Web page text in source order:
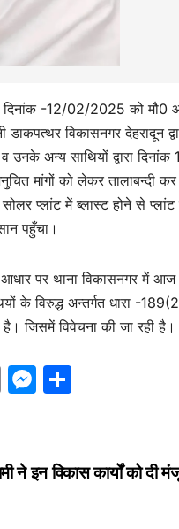
-12/02/2025 को मौ0
विकासनगर देहरादून
व उनके अन्य साथियों द्वारा
मांगों को लेकर तालाबन्दी
प्लांट में ब्लास्ट होने से
पहुँचा।
आधार पर थाना विकासनगर में
के विरुद्ध अन्तर्गत धारा -
जिसमें विवेचना की जा रही है।
E
l
M
s
e
e
ने इन विकास कार्यों को दी